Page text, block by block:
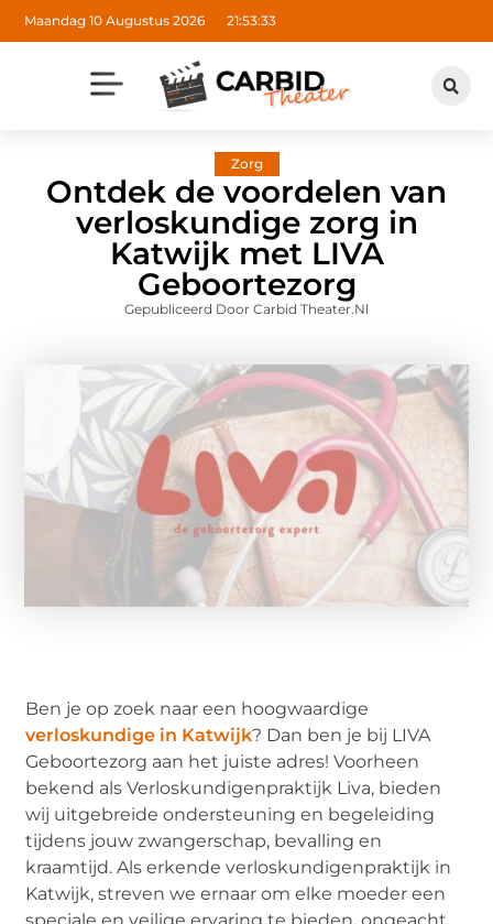
Maandag 10 Augustus 2026 21:53:34
Zorg
Ontdek de voordelen van
verloskundige zorg in
Katwijk met LIVA
Geboortezorg
Gepubliceerd Door Carbid Theater.nl
Ben je op zoek naar een hoogwaardige
verloskundige in Katwijk? Dan ben je bij LIVA
Geboortezorg aan het juiste adres! Voorheen
bekend als Verloskundigenpraktijk Liva, bieden
wij uitgebreide ondersteuning en begeleiding
tijdens jouw zwangerschap, bevalling en
kraamtijd. Als erkende verloskundigenpraktijk in
Katwijk, streven we ernaar om elke moeder een